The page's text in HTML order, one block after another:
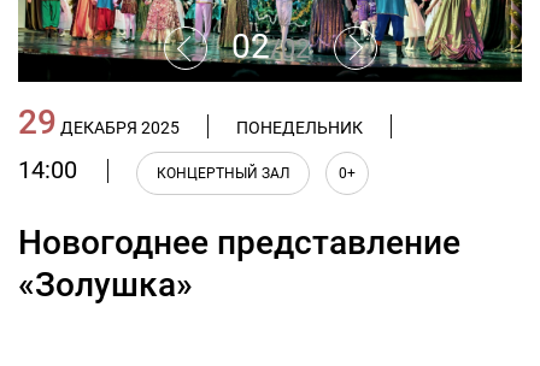
02/02
29 ДЕКАБРЯ 2025 ПОНЕДЕЛЬНИК
14:00 КОНЦЕРТНЫЙ ЗАЛ 0+
Новогоднее представление
«Золушка»